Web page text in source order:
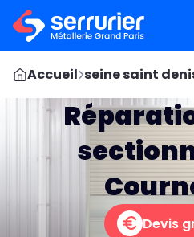
Accueil seine saint
Devis